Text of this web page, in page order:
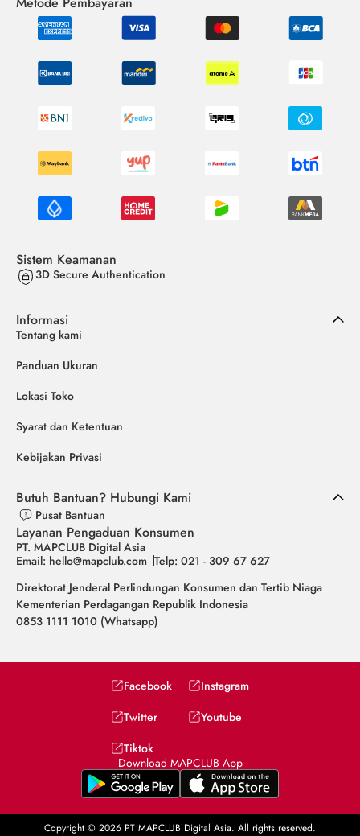
Sistem Keamanan
3D Secure Authentication
Informasi
Tentang kami
Panduan Ukuran
Lokasi Toko
Syarat dan Ketentuan
Kebijakan Privasi
Butuh Bantuan? Hubungi Kami
Pusat Bantuan
Layanan Pengaduan Konsumen
PT. MAPCLUB Digital Asia
Email: hello@mapclub.com Telp: 021 - 309 67 627
Direktorat Jenderal Perlindungan Konsumen dan Tertib Niaga
Kementerian Perdagangan Republik Indonesia
0853 1111 1010 (Whatsapp)
Facebook
Instagram
Twitter
Youtube
Tiktok
Download MAPCLUB App
Copyright © 2026 PT MAPCLUB Digital Asia. All rights reserved.